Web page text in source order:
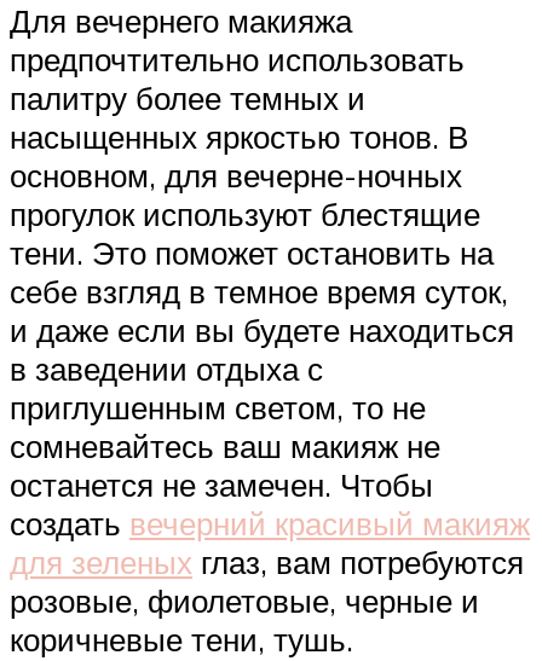
Для вечернего макияжа
предпочтительно использовать
палитру более темных и
насыщенных яркостью тонов. В
основном, для вечерне-ночных
прогулок используют блестящие
тени. Это поможет остановить на
себе взгляд в темное время суток,
и даже если вы будете находиться
в заведении отдыха с
приглушенным светом, то не
сомневайтесь ваш макияж не
останется не замечен. Чтобы
создать вечерний красивый макияж
для зеленых глаз, вам потребуются
розовые, фиолетовые, черные и
коричневые тени, тушь.